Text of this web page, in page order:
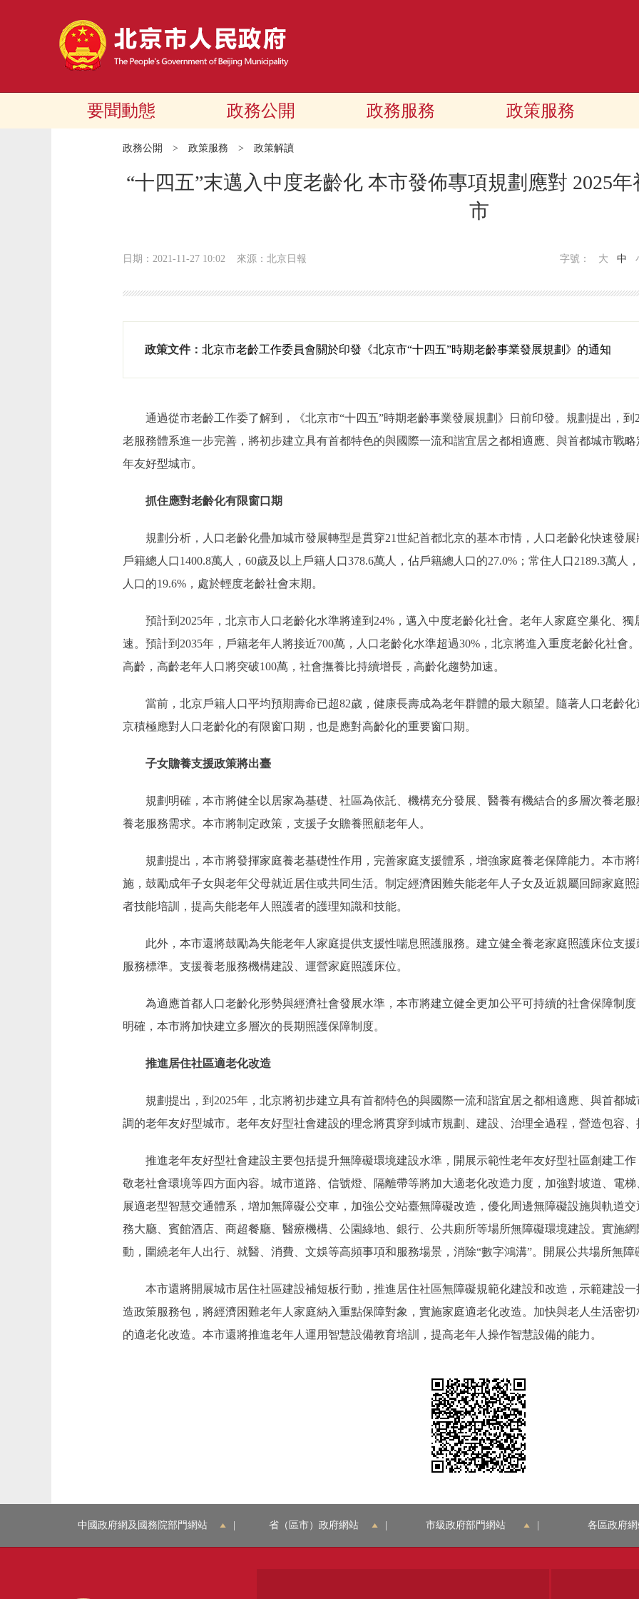
要聞動態 政務公開 政務服務 政策服務
政務公開 > 政策服務 > 政策解讀
“十四五”末邁入中度老齡化 本市發佈專項規劃應對 2025
市
日期：2021-11-27 10:02 來源：北京日報 字號： 大 中
政策文件： 北京市老齡工作委員會關於印發《北京市“十四五”時期老齡事業發展規劃》的通知
通過從市老齡工作委了解到，《北京市“十四五”時期老齡事業發展規劃》日前印發。規劃提出，到
老服務體系進一步完善，將初步建立具有首都特色的與國際一流和諧宜居之都相適應、與首都城市戰
年友好型城市。
抓住應對老齡化有限窗口期
規劃分析，人口老齡化疊加城市發展轉型是貫穿21世紀首都北京的基本市情，人口老齡化快速發展
戶籍總人口1400.8萬人，60歲及以上戶籍人口378.6萬人，佔戶籍總人口的27.0%；常住人口2189.3萬人
人口的19.6%，處於輕度老齡社會末期。
預計到2025年，北京市人口老齡化水準將達到24%，邁入中度老齡化社會。老年人家庭空巢化、獨
速。預計到2035年，戶籍老年人將接近700萬，人口老齡化水準超過30%，北京將進入重度老齡化社會
高齡，高齡老年人口將突破100萬，社會撫養比持續增長，高齡化趨勢加速。
當前，北京戶籍人口平均預期壽命已超82歲，健康長壽成為老年群體的最大願望。隨著人口老齡化
京積極應對人口老齡化的有限窗口期，也是應對高齡化的重要窗口期。
子女贍養支援政策將出臺
規劃明確，本市將健全以居家為基礎、社區為依託、機構充分發展、醫養有機結合的多層次養老服
養老服務需求。本市將制定政策，支援子女贍養照顧老年人。
規劃提出，本市將發揮家庭養老基礎性作用，完善家庭支援體系，增強家庭養老保障能力。本市將
施，鼓勵成年子女與老年父母就近居住或共同生活。制定經濟困難失能老年人子女及近親屬回歸家庭
者技能培訓，提高失能老年人照護者的護理知識和技能。
此外，本市還將鼓勵為失能老年人家庭提供支援性喘息照護服務。建立健全養老家庭照護床位支援
服務標準。支援養老服務機構建設、運營家庭照護床位。
為適應首都人口老齡化形勢與經濟社會發展水準，本市將建立健全更加公平可持續的社會保障制度
明確，本市將加快建立多層次的長期照護保障制度。
推進居住社區適老化改造
規劃提出，到2025年，北京將初步建立具有首都特色的與國際一流和諧宜居之都相適應、與首都城
調的老年友好型城市。老年友好型社會建設的理念將貫穿到城市規劃、建設、治理全過程，營造包容
推進老年友好型社會建設主要包括提升無障礙環境建設水準，開展示範性老年友好型社區創建工作
敬老社會環境等四方面內容。城市道路、信號燈、隔離帶等將加大適老化改造力度，加強對坡道、電
展適老型智慧交通體系，增加無障礙公交車，加強公交站臺無障礙改造，優化周邊無障礙設施與軌道
務大廳、賓館酒店、商超餐廳、醫療機構、公園綠地、銀行、公共廁所等場所無障礙環境建設。實施
動，圍繞老年人出行、就醫、消費、文娛等高頻事項和服務場景，消除“數字鴻溝”。開展公共場所無
本市還將開展城市居住社區建設補短板行動，推進居住社區無障礙規範化建設和改造，示範建設一
造政策服務包，將經濟困難老年人家庭納入重點保障對象，實施家庭適老化改造。加快與老人生活密
的適老化改造。本市還將推進老年人運用智慧設備教育培訓，提高老年人操作智慧設備的能力。
中國政府網及國務院部門網站 省（區市）政府網站 市級政府部門網站 各區政府